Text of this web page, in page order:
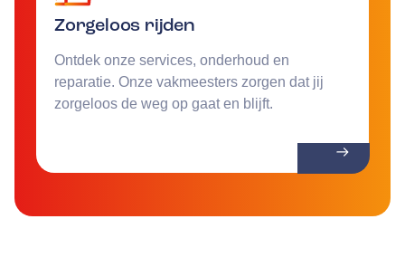
Zorgeloos rijden
Ontdek onze services, onderhoud en
reparatie. Onze vakmeesters zorgen dat jij
zorgeloos de weg op gaat en blijft.